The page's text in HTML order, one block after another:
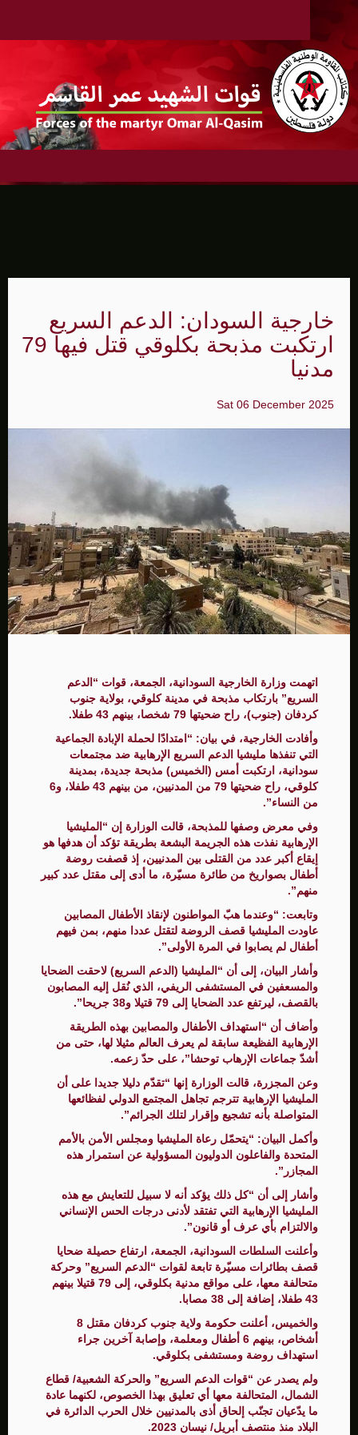
خارجية السودان: الدعم السريع
ارتكبت مذبحة بكلوقي قتل فيها 79
مدنيا
Sat 06 December 2025
اتهمت وزارة الخارجية السودانية، الجمعة، قوات “الدعم
السريع” بارتكاب مذبحة في مدينة كلوقي، بولاية جنوب
كردفان (جنوب)، راح ضحيتها 79 شخصا، بينهم 43 طفلا.
وأفادت الخارجية، في بيان: “امتدادًا لحملة الإبادة الجماعية
التي تنفذها مليشيا الدعم السريع الإرهابية ضد مجتمعات
سودانية، ارتكبت أمس (الخميس) مذبحة جديدة، بمدينة
كلوقي، راح ضحيتها 79 من المدنيين، من بينهم 43 طفلا، و6
من النساء”.
وفي معرض وصفها للمذبحة، قالت الوزارة إن “المليشيا
الإرهابية نفذت هذه الجريمة البشعة بطريقة تؤكد أن هدفها هو
إيقاع أكبر عدد من القتلى بين المدنيين، إذ قصفت روضة
أطفال بصواريخ من طائرة مسيّرة، ما أدى إلى مقتل عدد كبير
منهم”.
وتابعت: “وعندما هبّ المواطنون لإنقاذ الأطفال المصابين
عاودت المليشيا قصف الروضة لتقتل عددا منهم، بمن فيهم
أطفال لم يصابوا في المرة الأولى”.
وأشار البيان، إلى أن “المليشيا (الدعم السريع) لاحقت الضحايا
والمسعفين في المستشفى الريفي، الذي نُقل إليه المصابون
بالقصف، ليرتفع عدد الضحايا إلى 79 قتيلا و38 جريحا”.
وأضاف أن “استهداف الأطفال والمصابين بهذه الطريقة
الإرهابية الفظيعة سابقة لم يعرف العالم مثيلا لها، حتى من
أشدّ جماعات الإرهاب توحشا”، على حدّ زعمه.
وعن المجزرة، قالت الوزارة إنها “تقدّم دليلا جديدا على أن
المليشيا الإرهابية تترجم تجاهل المجتمع الدولي لفظائعها
المتواصلة بأنه تشجيع وإقرار لتلك الجرائم”.
وأكمل البيان: “يتحمّل رعاة المليشيا ومجلس الأمن بالأمم
المتحدة والفاعلون الدوليون المسؤولية عن استمرار هذه
المجازر”.
وأشار إلى أن “كل ذلك يؤكد أنه لا سبيل للتعايش مع هذه
المليشيا الإرهابية التي تفتقد لأدنى درجات الحس الإنساني
والالتزام بأي عرف أو قانون”.
وأعلنت السلطات السودانية، الجمعة، ارتفاع حصيلة ضحايا
قصف بطائرات مسيّرة تابعة لقوات “الدعم السريع” وحركة
متحالفة معها، على مواقع مدنية بكلوقي، إلى 79 قتيلا بينهم
43 طفلا، إضافة إلى 38 مصابا.
والخميس، أعلنت حكومة ولاية جنوب كردفان مقتل 8
أشخاص، بينهم 6 أطفال ومعلمة، وإصابة آخرين جراء
استهداف روضة ومستشفى بكلوقي.
ولم يصدر عن “قوات الدعم السريع” والحركة الشعبية/ قطاع
الشمال، المتحالفة معها أي تعليق بهذا الخصوص، لكنهما عادة
ما يدّعيان تجنّب إلحاق أذى بالمدنيين خلال الحرب الدائرة في
البلاد منذ منتصف أبريل/ نيسان 2023.